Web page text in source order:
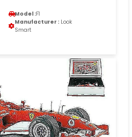
Model :F1
Manufacturer : Look
Smart